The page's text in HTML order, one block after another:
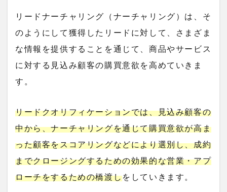
リードナーチャリング（ナーチャリング）は、そ
のようにして獲得したリードに対して、さまざま
な情報を提供することを通じて、商品やサービス
に対する見込み顧客の購買意欲を高めていきま
す。
リードクオリフィケーションでは、見込み顧客の
中から、ナーチャリングを通じて購買意欲が高ま
った顧客をスコアリングなどにより選別し、成約
までクロージングするための効果的な営業・アプ
ローチをするための橋渡しをしていきます。